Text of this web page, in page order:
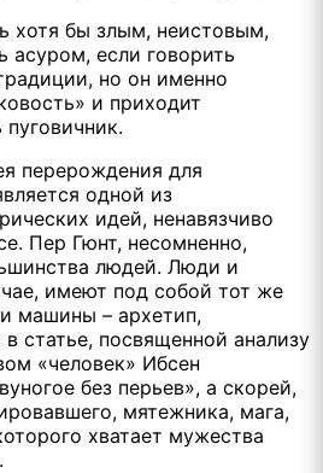
хотя бы злым, неистовым,
асуром, если говорить
но он именно
и приходит
пуговичник.
перерождения для
одной из
идей, ненавязчиво
Пер Гюнт, несомненно,
людей. Люди и
имеют под собой тот же
машины – архетип,
статье, посвященной анализу
«человек» Ибсен
без перьев», а скорей,
мятежника, мага,
хватает мужества